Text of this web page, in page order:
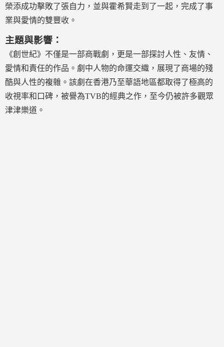
榮添成功擊敗了張自力，並與霍希賢走到了一起，完成了事
業與愛情的雙豐收。
主題與影響：
《創世紀》不僅是一部商戰劇，更是一部探討人性、友情、
愛情和責任的作品。劇中人物的命運交織，展現了商場的殘
酷與人性的複雜。該劇在香港乃至華語地區都取得了極高的
收視率和口碑，被譽為TVB的經典之作，至今仍被許多觀眾
津津樂道。